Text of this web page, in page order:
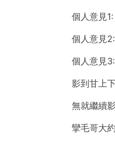
個人意見
個人意見
個人意見
影到甘上
無就繼續
攣毛哥大